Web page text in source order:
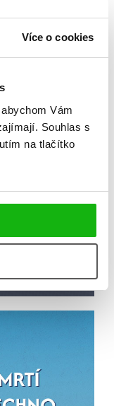
Více o cookies
Vám
Souhlas s
na tlačítko